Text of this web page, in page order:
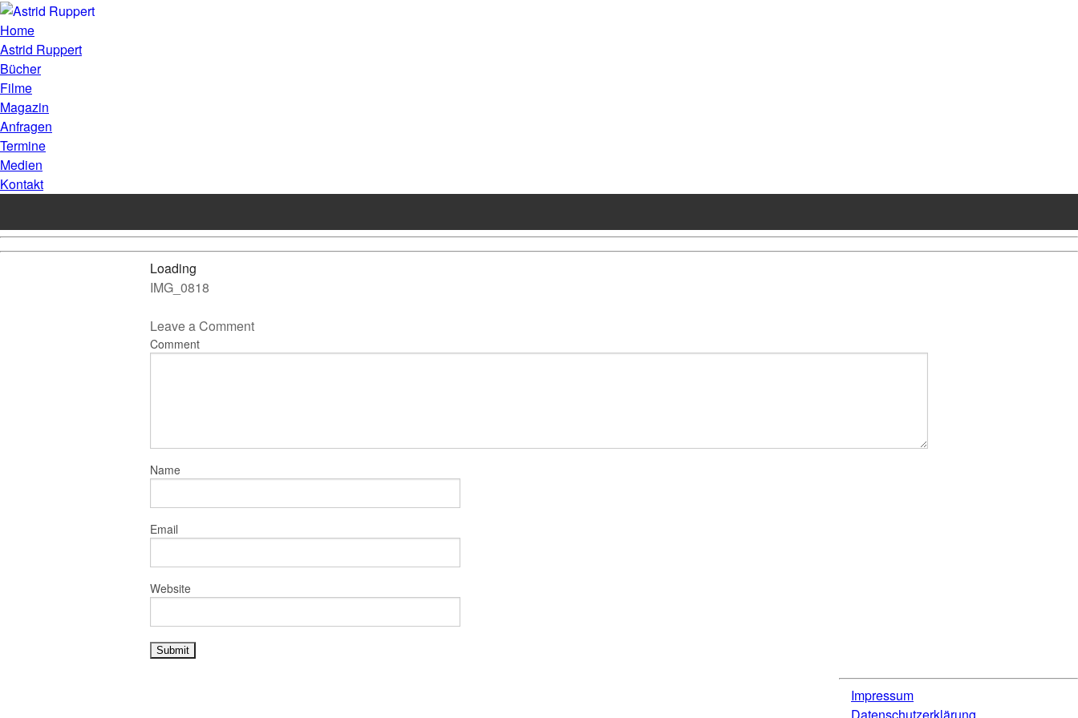
Home
Astrid Ruppert
Bücher
Filme
Magazin
Anfragen
Termine
Medien
Kontakt
Loading
IMG_0818
Leave a Comment
Comment
Name
Email
Website
Impressum
Datenschutzerklärung